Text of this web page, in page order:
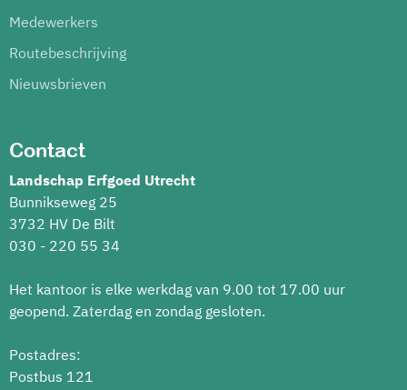
Medewerkers
Routebeschrijving
Nieuwsbrieven
Contact
Landschap Erfgoed Utrecht
Bunnikseweg 25
3732 HV De Bilt
030 - 220 55 34
Het kantoor is elke werkdag van 9.00 tot 17.00 uur
geopend. Zaterdag en zondag gesloten.
Postadres:
Postbus 121